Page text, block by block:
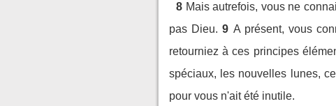
8 Mais autrefois, vous ne
pas Dieu. 9 A présent, vous
retourniez à ces principes
spéciaux, les nouvelles lunes,
pour vous n'ait été inutile.